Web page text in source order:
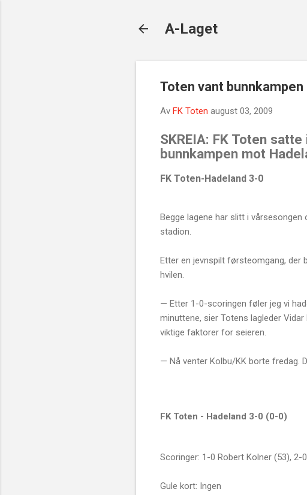
A-Laget
Toten vant bunnkampen
Av FK Toten august 03, 2009
SKREIA: FK Toten
bunnkampen mot
FK Toten-Hadeland 3-0
Begge lagene har slitt i
stadion.
Etter en jevnspilt førsteomgang, der
hvilen.
— Etter 1-0-scoringen føler jeg vi
minuttene, sier Totens lagleder
viktige faktorer for seieren.
— Nå venter Kolbu/KK borte fredag.
FK Toten - Hadeland 3-0 (0-0)
Scoringer: 1-0 Robert Kolner (53), 2-
Gule kort: Ingen